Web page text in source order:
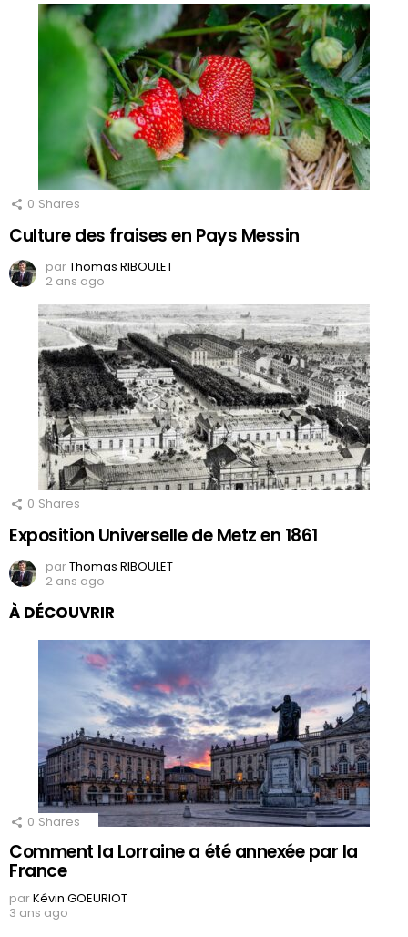
0 Shares
Culture des fraises en Pays Messin
parThomas RIBOULET
2 ans ago
0 Shares
Exposition Universelle de Metz en 1861
parThomas RIBOULET
2 ans ago
À DÉCOUVRIR
0 Shares
Comment la Lorraine a été annexée par la
France
parKévin GOEURIOT
3 ans ago